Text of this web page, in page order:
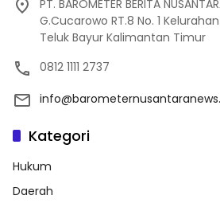
PT. BAROMETER BERITA
G.Cucarowo RT.8 No. 1
Teluk Bayur Kalimantan Timur
0812 1111 2737
Kategori
Hukum
Daerah